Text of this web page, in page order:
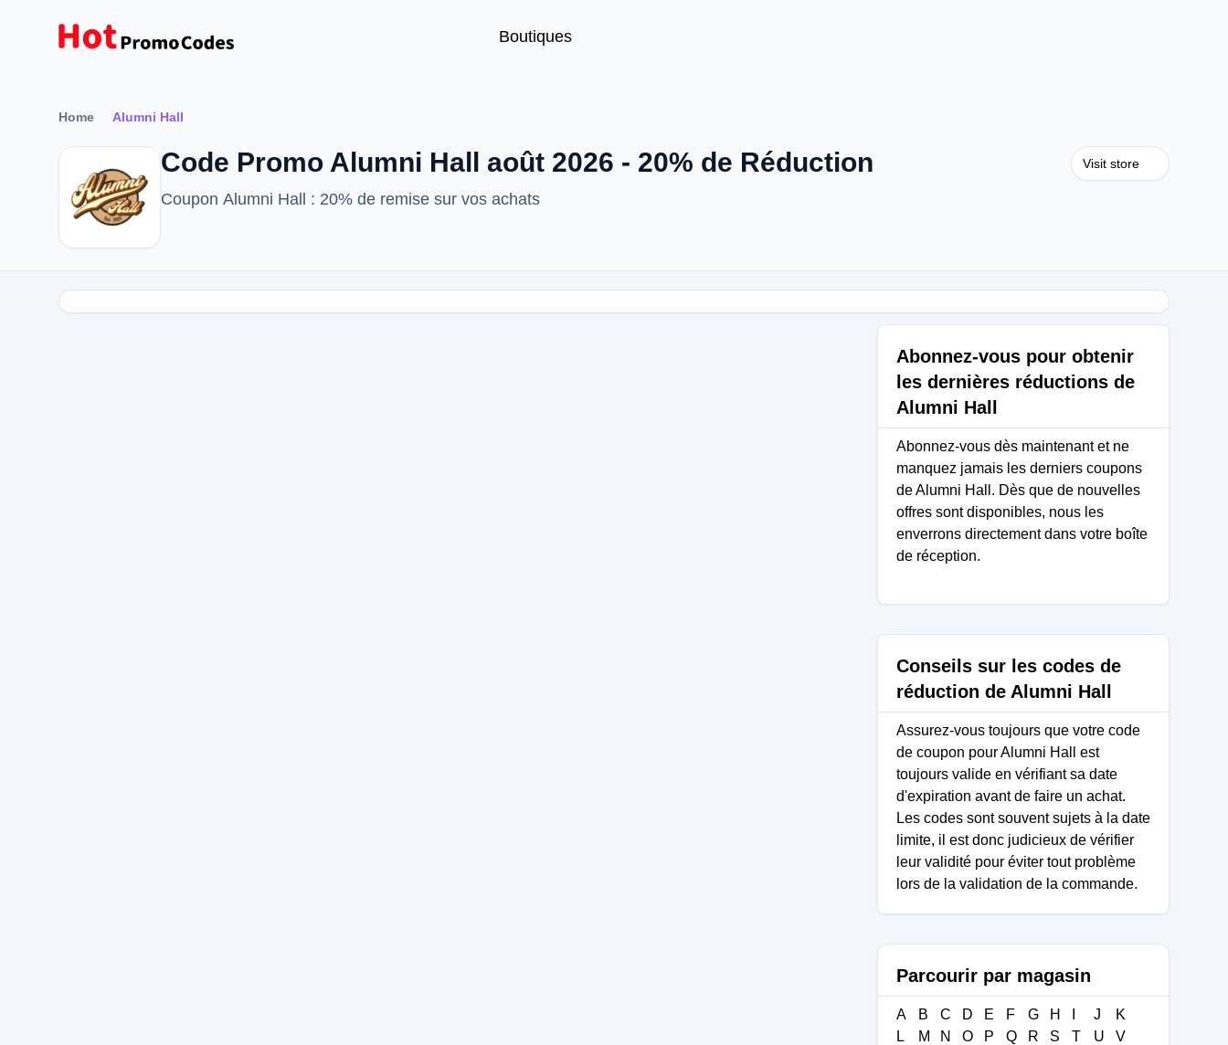
Boutiques
Home Alumni Hall
Code Promo Alumni Hall août 2026 - 20% de Réduction
Coupon Alumni Hall : 20% de remise sur vos achats
Visit store
Abonnez-vous pour obtenir
les dernières réductions de
Alumni Hall
Abonnez-vous dès maintenant et ne
manquez jamais les derniers coupons
de Alumni Hall. Dès que de nouvelles
offres sont disponibles, nous les
enverrons directement dans votre boîte
de réception.
Conseils sur les codes de
réduction de Alumni Hall
Assurez-vous toujours que votre code
de coupon pour Alumni Hall est
toujours valide en vérifiant sa date
d'expiration avant de faire un achat.
Les codes sont souvent sujets à la date
limite, il est donc judicieux de vérifier
leur validité pour éviter tout problème
lors de la validation de la commande.
Parcourir par magasin
A B C D E F G H J
K
L
M N O P Q R S T U
V